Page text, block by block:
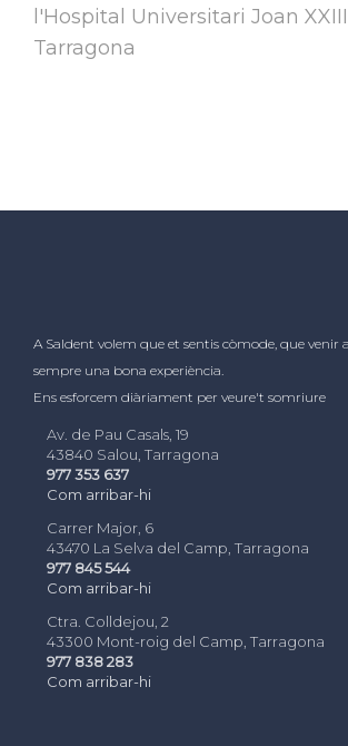
l'Hospital Universitari Joan
Tarragona
A Saldent volem que et sentis còmode, que venir
sempre una bona experiència.
Ens esforcem diàriament per veure't somriure
Av. de Pau Casals, 19
43840 Salou, Tarragona
977 353 637
Com arribar-hi
Carrer Major, 6
43470 La Selva del Camp, Tarragona
977 845 544
Com arribar-hi
Ctra. Colldejou, 2
43300 Mont-roig del Camp, Tarragona
977 838 283
Com arribar-hi